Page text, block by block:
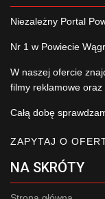
Niezależny Portal
Nr 1 w Powiecie
W naszej ofercie
filmy reklamowe oraz
Całą dobę
ZAPYTAJ O
NA SKRÓTY